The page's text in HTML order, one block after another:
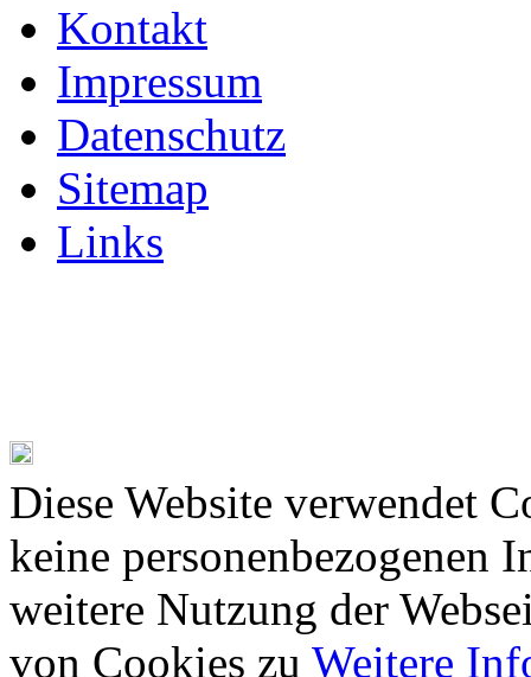
Kontakt
Impressum
Datenschutz
Sitemap
Links
Diese Website verwendet
keine personenbezogenen
weitere Nutzung der
von Cookies zu Weitere